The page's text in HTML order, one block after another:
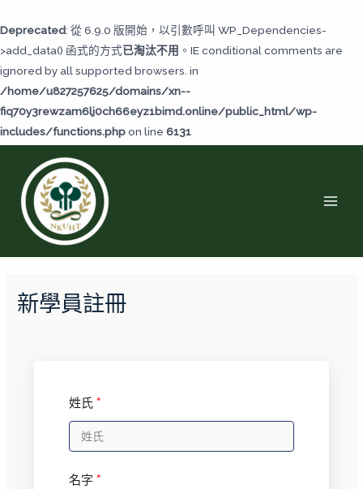
Deprecated: 從 6.9.0 版開始，以引數呼叫 WP_Dependencies-
>add_data() 函式的方式已淘汰不用 。IE conditional comments are
ignored by all supported browsers. in
/home/u827257625/domains/xn--
fiq70y3rewzam6lj0ch66eyz1bimd.online/public_html/wp-
includes/functions.phpon line 6131
至
主
要
內
容
新學員註冊
姓氏 *
名字 *